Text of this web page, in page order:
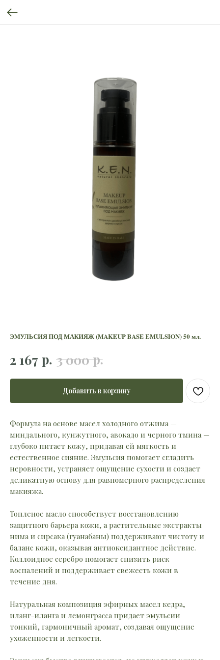
ЭМУЛЬСИЯ ПОД МАКИЯЖ (MAKEUP BASE EMULSION) 50 мл.
2 167 р. 3 000 р.
Добавить в корзину
Формула на основе масел холодного отжима —
миндального, кунжутного, авокадо и черного тмина —
глубоко питает кожу, придавая ей мягкость и
естественное сияние. Эмульсия помогает сгладить
неровности, устраняет ощущение сухости и создает
деликатную основу для равномерного распределения
макияжа.
Топленое масло способствует восстановлению
защитного барьера кожи, а растительные экстракты
нима и сирсака (гуанабаны) поддерживают чистоту и
баланс кожи, оказывая антиоксидантное действие.
Коллоидное серебро помогает снизить риск
воспалений и поддерживает свежесть кожи в
течение дня.
Натуральная композиция эфирных масел кедра,
иланг-иланга и лемонграсса придает эмульсии
тонкий, гармоничный аромат, создавая ощущение
ухоженности и легкости.